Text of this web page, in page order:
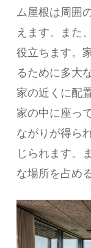
ム屋根は周囲
えます。また
役立ちます。
るために多大
家の近くに配
家の中に座っ
ながりが得ら
じられます。
な場所を占め